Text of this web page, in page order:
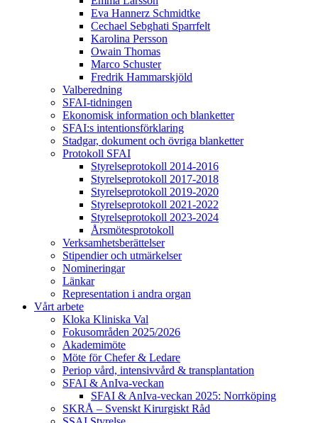
Eva Hannerz Schmidtke
Cechael Sebghati Sparrfelt
Karolina Persson
Owain Thomas
Marco Schuster
Fredrik Hammarskjöld
Valberedning
SFAI-tidningen
Ekonomisk information och blanketter
SFAI:s intentionsförklaring
Stadgar, dokument och övriga blanketter
Protokoll SFAI
Styrelseprotokoll 2014-2016
Styrelseprotokoll 2017-2018
Styrelseprotokoll 2019-2020
Styrelseprotokoll 2021-2022
Styrelseprotokoll 2023-2024
Årsmötesprotokoll
Verksamhetsberättelser
Stipendier och utmärkelser
Nomineringar
Länkar
Representation i andra organ
Vårt arbete
Kloka Kliniska Val
Fokusområden 2025/2026
Akademimöte
Möte för Chefer & Ledare
Periop vård, intensivvård & transplantation
SFAI & AnIva-veckan
SFAI & AnIva-veckan 2025: Norrköping
SKRÅ – Svenskt Kirurgiskt Råd